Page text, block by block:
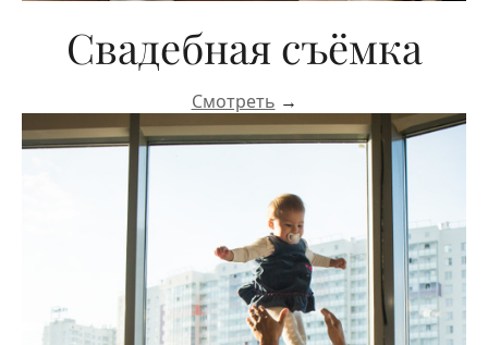
Свадебная съёмка
Смотреть →